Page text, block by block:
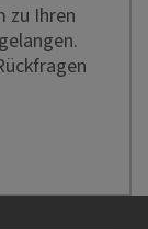
zu Ihren